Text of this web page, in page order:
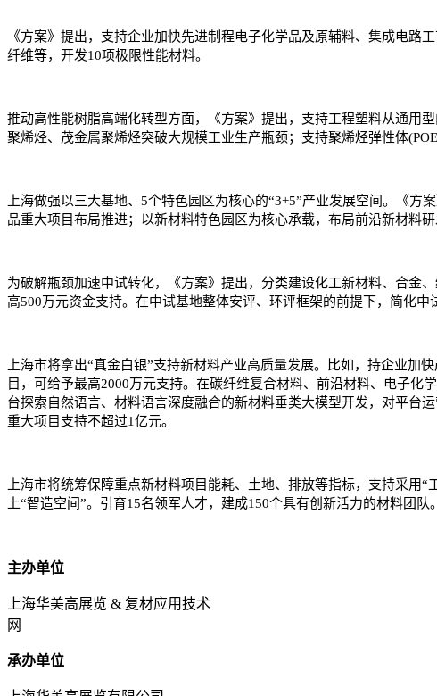
《方案》提出，支持企业加快先进制程电子化学品及原辅料、集成电
纤维等，开发10项极限性能材料。
推动高性能树脂高端化转型方面，《方案》提出，支持工程塑料从通用
聚烯烃、茂金属聚烯烃突破大规模工业生产瓶颈；支持聚烯烃弹性体
上海做强以三大基地、5个特色园区为核心的“3+5”产业发展空间。《
品重大项目布局推进；以新材料特色园区为核心承载，布局前沿新材料
为破解瓶颈加速中试转化，《方案》提出，分类建设化工新材料、合金
高500万元资金支持。在中试基地整体安评、环评框架的前提下，简化中
上海市将拿出“真金白银”支持新材料产业高质量发展。比如，持企业加
目，可给予最高2000万元支持。在碳纤维复合材料、前沿材料、电子
台探索自然语言、材料语言深度融合的新材料垂类大模型开发，对平台
重大项目支持不超过1亿元。
上海市将统筹保障重点新材料项目能耗、土地、排放等指标，支持采用
上“智造空间”。引育15名领军人才，建成150个具有创新活力的材料团队。
主办单位
上海华美高展览 & 复材应用技术
网
承办单位